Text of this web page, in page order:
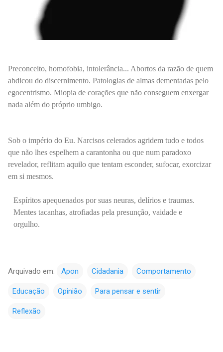
Preconceito, homofobia, intolerância... Abortos da razão de quem
abdicou do discernimento. Patologias de almas dementadas pelo
egocentrismo. Miopia de corações que não conseguem enxergar
nada além do próprio umbigo.
Sob o império do Eu. Narcisos celerados agridem tudo e todos
que não lhes espelhem a carantonha ou que num paradoxo
revelador, reflitam aquilo que tentam esconder, sufocar, exorcizar
em si mesmos.
Espíritos apequenados por suas neuras, delírios e traumas.
Mentes tacanhas, atrofiadas pela presunção, vaidade e
orgulho.
Arquivado em: Apon Cidadania Comportamento
Educação Opinião Para pensar e sentir
Reflexão